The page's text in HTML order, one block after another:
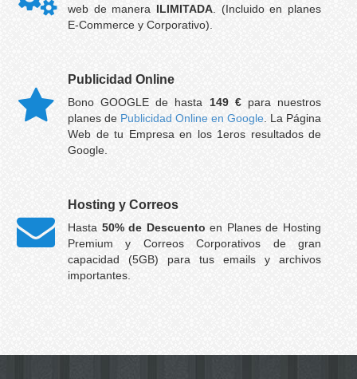
web de manera ILIMITADA . (Incluido en planes
E-Commerce y Corporativo).
Publicidad Online
Bono GOOGLE de hasta 149 €para nuestros
planes de Publicidad Online en Google . La Página
Web de tu Empresa en los 1eros resultados de
Google.
Hosting y Correos
Hasta 50% de Descuento en Planes de Hosting
Premium y Correos Corporativos de gran
capacidad (5GB) para tus emails y archivos
importantes.